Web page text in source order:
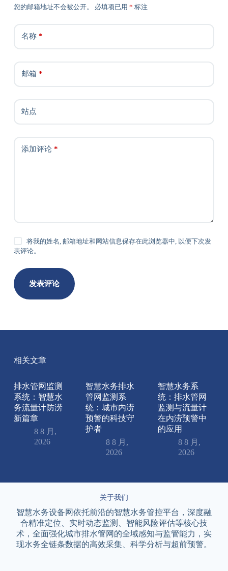
您的邮箱地址不会被公开。 必填项已用 * 标注
名称*
邮箱 *
站点
添加评论*
将我的姓名, 邮箱地址和网站信息保存在此浏览器中, 以便下次发
表评论。
发表评论
相关文章
排水管网监测
系统：智慧水
务流量计防涝
新篇章
8 8 月,
2026
智慧水务排水
管网监测系
统：城市内涝
预警的科技守
护者
8 8 月,
2026
智慧水务系
统：排水管网
监测与流量计
在内涝预警中
的应用
8 8 月,
2026
关于我们
智慧水务设备网依托前沿的智慧水务管控平台，深度融
合精准定位、实时动态监测、智能风险评估等核心技
术，全面强化城市排水管网的全域感知与监管能力，实
现水务全链条数据的高效采集、科学分析与超前预警。